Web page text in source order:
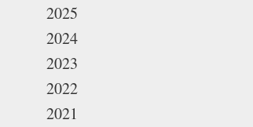
2025
2024
2023
2022
2021